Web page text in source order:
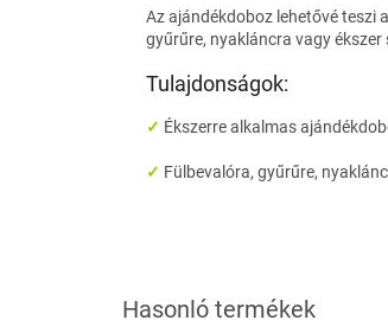
Az ajándékdoboz lehetővé teszi
gyűrűre, nyakláncra vagy
Tulajdonságok:
✓ Ékszerre alkalmas
✓ Fülbevalóra, gyűrűre,